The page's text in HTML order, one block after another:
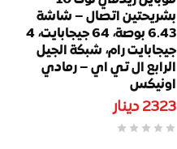
بشريحتين اتصال – شاشة
6.43 بوصة، 64 جيجابايت، 4
جيجابايت رام، شبكة الجيل
الرابع ال تي اي – رمادي
اونيكس
2323 دينار